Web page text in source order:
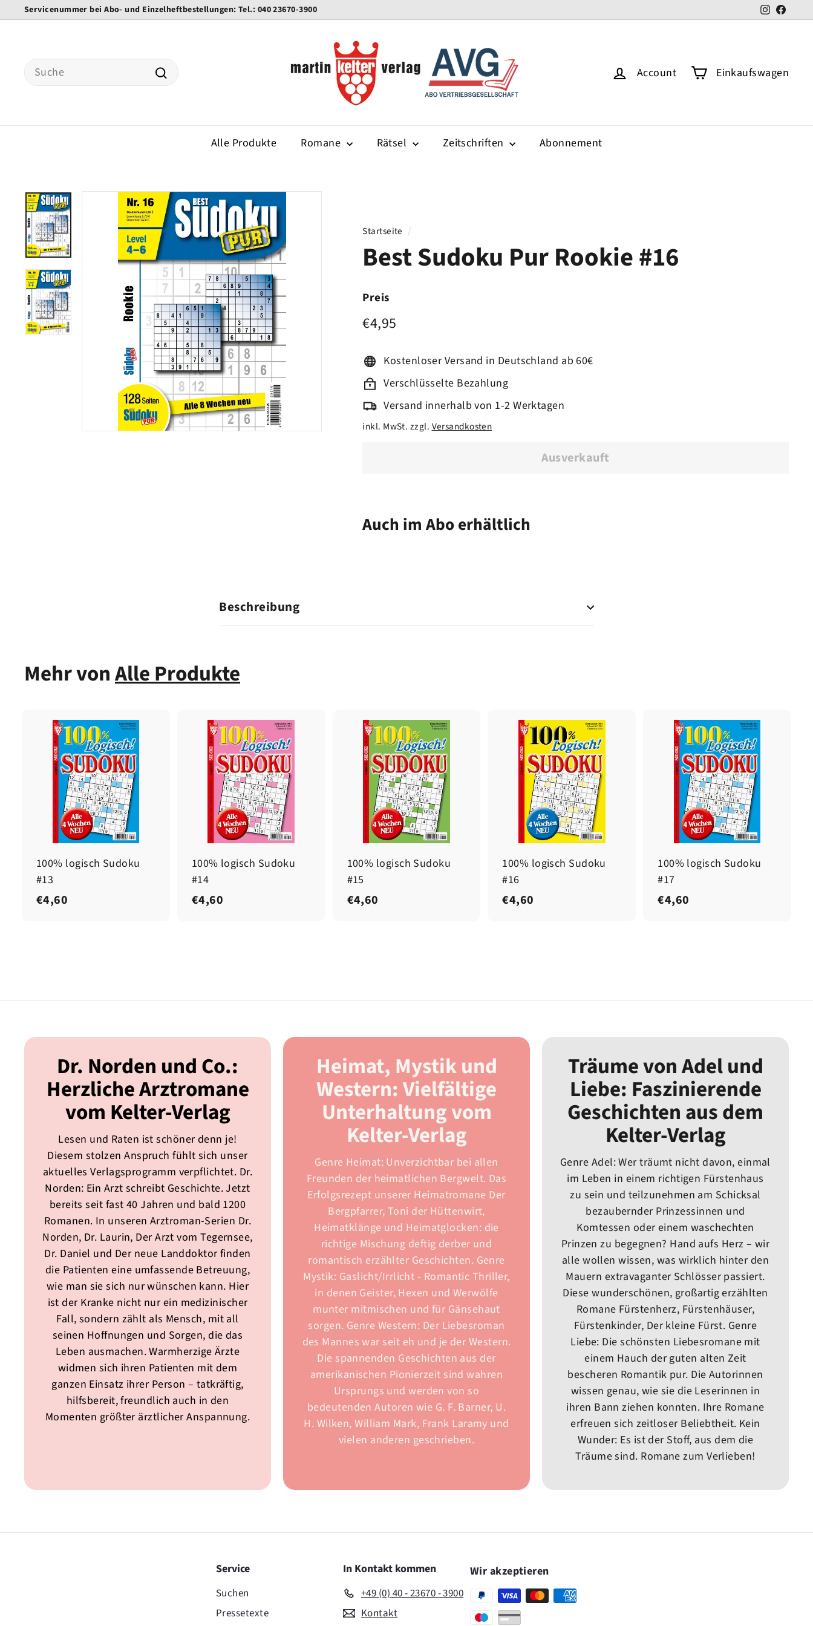
Direkt
zum
Servicenummer bei Abo- und Einzelheftbestellungen: Tel.: 040 23670-3900 Instagram
Search
Suche
l
-
v
g
Account Einkaufswagen
Alle Produkte Romane Rätsel Zeitschriften Abonnement
Startseite /
Best Sudoku Pur Rookie #16
Preis
Normaler
€4,95
Kostenloser Versand in Deutschland ab 60€
Verschlüsselte Bezahlung
Versand innerhalb von 1-2 Werktagen
inkl. MwSt. zzgl. Versandkosten
Ausverkauft
Auch im Abo erhältlich
Beschreibung
Mehr vonAlle Produkte
100% logisch Sudoku
#13
€4,60
100% logisch Sudoku
#14
€4,60
100% logisch Sudoku
#15
€4,60
100% logisch Sudoku
#16
€4,60
100% logisch Sudoku
#17
€4,60
Dr. Norden und Co.:
Herzliche Arztromane
vom Kelter-Verlag
Lesen und Raten ist schöner denn je!
Diesem stolzen Anspruch fühlt sich unser
aktuelles Verlagsprogramm verpflichtet. Dr.
Norden: Ein Arzt schreibt Geschichte. Jetzt
bereits seit fast 40 Jahren und bald 1200
Romanen. In unseren Arztroman-Serien Dr.
Norden, Dr. Laurin, Der Arzt vom Tegernsee,
Dr. Daniel und Der neue Landdoktor finden
die Patienten eine umfassende Betreuung,
wie man sie sich nur wünschen kann. Hier
ist der Kranke nicht nur ein medizinischer
Fall, sondern zählt als Mensch, mit all
seinen Hoffnungen und Sorgen, die das
Leben ausmachen. Warmherzige Ärzte
widmen sich ihren Patienten mit dem
ganzen Einsatz ihrer Person – tatkräftig,
hilfsbereit, freundlich auch in den
Momenten größter ärztlicher Anspannung.
Heimat, Mystik und
Western: Vielfältige
Unterhaltung vom
Kelter-Verlag
Genre Heimat: Unverzichtbar bei allen
Freunden der heimatlichen Bergwelt. Das
Erfolgsrezept unserer Heimatromane Der
Bergpfarrer, Toni der Hüttenwirt,
Heimatklänge und Heimatglocken: die
richtige Mischung deftig derber und
romantisch erzählter Geschichten. Genre
Mystik: Gaslicht/Irrlicht - Romantic Thriller,
in denen Geister, Hexen und Werwölfe
munter mitmischen und für Gänsehaut
sorgen. Genre Western: Der Liebesroman
des Mannes war seit eh und je der Western.
Die spannenden Geschichten aus der
amerikanischen Pionierzeit sind wahren
Ursprungs und werden von so
bedeutenden Autoren wie G. F. Barner, U.
H. Wilken, William Mark, Frank Laramy und
vielen anderen geschrieben.
Träume von Adel und
Liebe: Faszinierende
Geschichten aus dem
Kelter-Verlag
Genre Adel: Wer träumt nicht davon, einmal
im Leben in einem richtigen Fürstenhaus
zu sein und teilzunehmen am Schicksal
bezaubernder Prinzessinnen und
Komtessen oder einem waschechten
Prinzen zu begegnen? Hand aufs Herz – wir
alle wollen wissen, was wirklich hinter den
Mauern extravaganter Schlösser passiert.
Diese wunderschönen, großartig erzählten
Romane Fürstenherz, Fürstenhäuser,
Fürstenkinder, Der kleine Fürst. Genre
Liebe: Die schönsten Liebesromane mit
einem Hauch der guten alten Zeit
bescheren Romantik pur. Die Autorinnen
wissen genau, wie sie die Leserinnen in
ihren Bann ziehen konnten. Ihre Romane
erfreuen sich zeitloser Beliebtheit. Kein
Wunder: Es ist der Stoff, aus dem die
Träume sind. Romane zum Verlieben!
Service
Suchen
Pressetexte
In Kontakt kommen
+49 (0) 40 - 23670 - 3900
Kontakt
Wir akzeptieren